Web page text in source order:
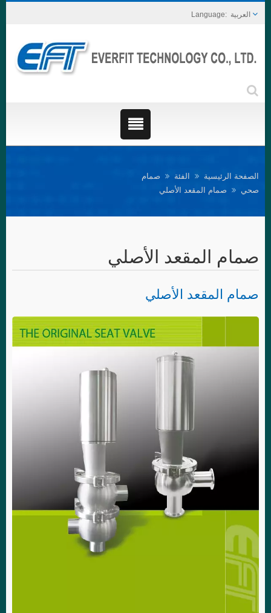
العربية
الصفحة الرئيسية الفئة
صمام
صحي
صمام المقعد الأصلي
صمام المقعد الأصلي
صمام المقعد الأصلي